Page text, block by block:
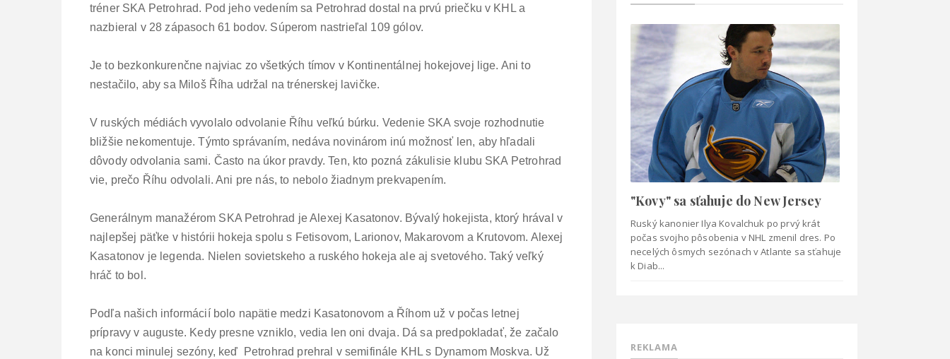
tréner SKA Petrohrad. Pod jeho vedením sa Petrohrad dostal na prvú priečku v KHL a
nazbieral v 28 zápasoch 61 bodov. Súperom nastrieľal 109 gólov.
Je to bezkonkurenčne najviac zo všetkých tímov v Kontinentálnej hokejovej lige. Ani to
nestačilo, aby sa Miloš Říha udržal na trénerskej lavičke.
V ruských médiách vyvolalo odvolanie Říhu veľkú búrku. Vedenie SKA svoje rozhodnutie
bližšie nekomentuje. Týmto správaním, nedáva novinárom inú možnosť len, aby hľadali
dôvody odvolania sami. Často na úkor pravdy. Ten, kto pozná zákulisie klubu SKA Petrohrad
vie, prečo Říhu odvolali. Ani pre nás, to nebolo žiadnym prekvapením.
Generálnym manažérom SKA Petrohrad je Alexej Kasatonov. Bývalý hokejista, ktorý hrával v
najlepšej päťke v histórii hokeja spolu s Fetisovom, Larionov, Makarovom a Krutovom. Alexej
Kasatonov je legenda. Nielen sovietskeho a ruského hokeja ale aj svetového. Taký veľký
hráč to bol.
Podľa našich informácií bolo napätie medzi Kasatonovom a Říhom už v počas letnej
prípravy v auguste. Kedy presne vzniklo, vedia len oni dvaja. Dá sa predpokladať, že začalo
na konci minulej sezóny, keď Petrohrad prehral v semifinále KHL s Dynamom Moskva. Už
"Kovy" sa sťahuje do New Jersey
Ruský kanonier Ilya Kovalchuk po prvý krát
počas svojho pôsobenia v NHL zmenil dres. Po
necelých ôsmych sezónach v Atlante sa sťahuje
k Diab...
REKLAMA